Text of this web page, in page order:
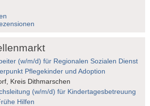
(w/m/d) für Regionalen Sozialen Dienst
Pflegekinder und Adoption
Kreis Dithmarschen
(w/m/d) für Kindertages­betreuung
Hilfen